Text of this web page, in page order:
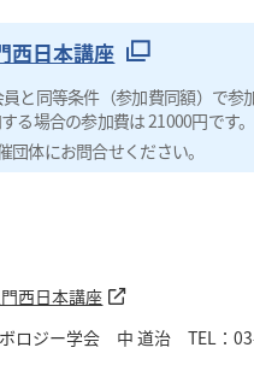
西日本講座
と同等条件（参加費同額）で参
る場合の参加費は 21000円です。
体にお問合せください。
西日本講座
ボロジー学会 中 道治 TEL